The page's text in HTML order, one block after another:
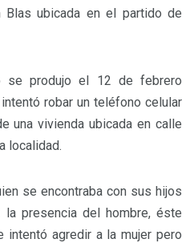
Blas ubicada en el partido de
se produjo el 12 de febrero
robar un teléfono celular
una vivienda ubicada en calle
localidad.
se encontraba con sus hijos
presencia del hombre, éste
intentó agredir a la mujer pero